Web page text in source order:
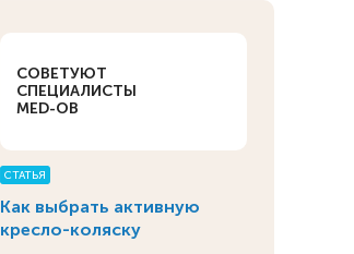
СОВЕТУЮТ
СПЕЦИАЛИСТЫ
MED-OB
СТАТЬЯ
Как выбрать активную
кресло-коляску